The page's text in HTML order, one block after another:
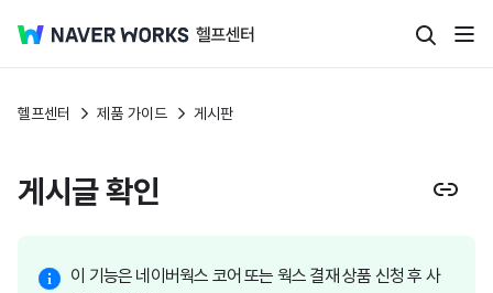
헬프센터 제품 가이드 게시판
게시글 확인
이 기능은 네이버웍스 코어 또는 웍스 결재 상품 신청 후 사